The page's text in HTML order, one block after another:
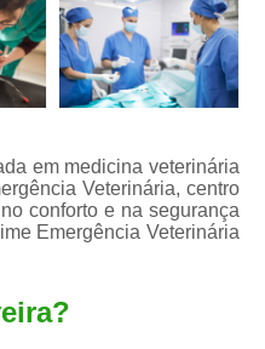
Consulta Médica
Veterinária para
Consulta para
para Animais Silvestres São
para Silvestres
Veterinária para Silvestres
de Laboratório para Animais
em medicina veterinária
Veterinária, centro
conforto e na segurança
Emergência Veterinária